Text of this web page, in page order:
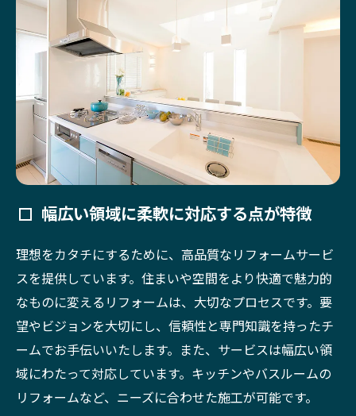
幅広い領域に柔軟に対応する点が特徴
理想をカタチにするために、高品質なリフォームサービ
スを提供しています。住まいや空間をより快適で魅力的
なものに変えるリフォームは、大切なプロセスです。要
望やビジョンを大切にし、信頼性と専門知識を持ったチ
ームでお手伝いいたします。また、サービスは幅広い領
域にわたって対応しています。キッチンやバスルームの
リフォームなど、ニーズに合わせた施工が可能です。